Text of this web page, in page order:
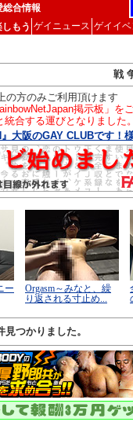
総合情報
もう ゲイニュース ゲイイ
戦
の方のみご利用頂けます
掲示板」を
合する運びとなりました
大阪のGAY CLUBです！
つかりました。